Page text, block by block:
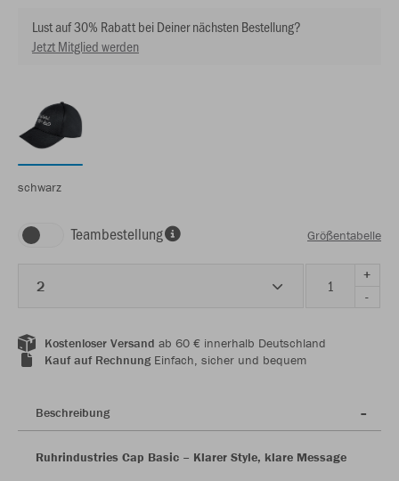
Lust auf 30% Rabatt bei Deiner nächsten Bestellung?
Jetzt Mitglied werden
schwarz
Teambestellung Größentabelle
2
+
-
Kostenloser Versand ab 60 € innerhalb Deutschland
Kauf auf RechnungEinfach, sicher und bequem
Beschreibung
Ruhrindustries Cap Basic – Klarer Style, klare Message